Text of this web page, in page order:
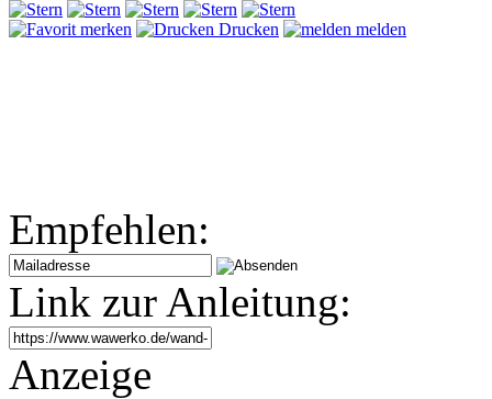
merken Drucken melden
Empfehlen:
Link zur Anleitung:
Anzeige